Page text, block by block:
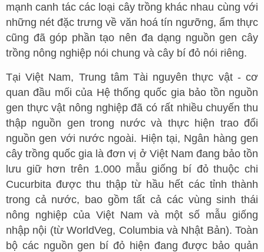
mạnh canh tác các loại cây trồng khác nhau cùng với
những nét đặc trưng về văn hoá tín ngưỡng, ẩm thực
cũng đã góp phần tạo nên đa dạng nguồn gen cây
trồng nông nghiệp nói chung và cây bí đỏ nói riêng.
Tại Việt Nam, Trung tâm Tài nguyên thực vật - cơ
quan đầu mối của Hệ thống quốc gia bảo tồn nguồn
gen thực vật nông nghiệp đã có rất nhiều chuyến thu
thập nguồn gen trong nước và thực hiện trao đổi
nguồn gen với nước ngoài. Hiện tại, Ngân hàng gen
cây trồng quốc gia là đơn vị ở Việt Nam đang bảo tồn
lưu giữ hơn trên 1.000 mẫu giống bí đỏ thuộc chi
Cucurbita được thu thập từ hầu hết các tỉnh thành
trong cả nước, bao gồm tất cả các vùng sinh thái
nông nghiệp của Việt Nam và một số mẫu giống
nhập nội (từ WorldVeg, Columbia và Nhật Bản). Toàn
bộ các nguồn gen bí đỏ hiện đang được bảo quản